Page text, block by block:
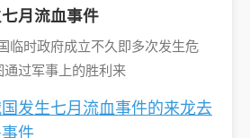
月流血事件
临时政府成立不久即多次发生危
通过军事上的胜利来
发生七月流血事件的来龙去
件